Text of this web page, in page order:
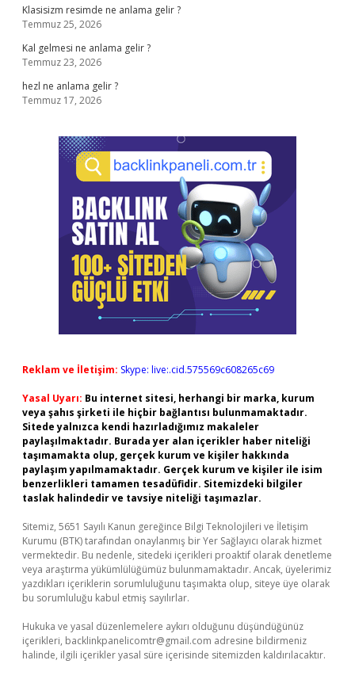
Klasisizm resimde ne anlama gelir ?
Temmuz 25, 2026
Kal gelmesi ne anlama gelir ?
Temmuz 23, 2026
hezl ne anlama gelir ?
Temmuz 17, 2026
Reklam ve İletişim: Skype: live:.cid.575569c608265c69
Yasal Uyarı: Bu internet sitesi, herhangi bir marka, kurum
veya şahıs şirketi ile hiçbir bağlantısı bulunmamaktadır.
Sitede yalnızca kendi hazırladığımız makaleler
paylaşılmaktadır. Burada yer alan içerikler haber niteliği
taşımamakta olup, gerçek kurum ve kişiler hakkında
paylaşım yapılmamaktadır. Gerçek kurum ve kişiler ile isim
benzerlikleri tamamen tesadüfidir. Sitemizdeki bilgiler
taslak halindedir ve tavsiye niteliği taşımazlar.
Sitemiz, 5651 Sayılı Kanun gereğince Bilgi Teknolojileri ve İletişim
Kurumu (BTK) tarafından onaylanmış bir Yer Sağlayıcı olarak hizmet
vermektedir. Bu nedenle, sitedeki içerikleri proaktif olarak denetleme
veya araştırma yükümlülüğümüz bulunmamaktadır. Ancak, üyelerimiz
yazdıkları içeriklerin sorumluluğunu taşımakta olup, siteye üye olarak
bu sorumluluğu kabul etmiş sayılırlar.
Hukuka ve yasal düzenlemelere aykırı olduğunu düşündüğünüz
içerikleri, backlinkpanelicomtr@gmail.com adresine bildirmeniz
halinde, ilgili içerikler yasal süre içerisinde sitemizden kaldırılacaktır.